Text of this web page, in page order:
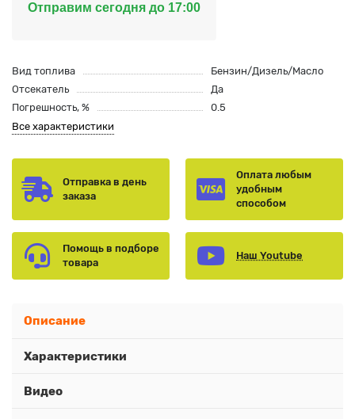
Отправим сегодня до 17:00
Вид топлива
Бензин/Дизель/Масло
Отсекатель
Да
Погрешность, %
0.5
Все характеристики
Отправка в день
заказа
Оплата любым
удобным
способом
Помощь в подборе
товара
Наш Youtube
Описание
Характеристики
Видео